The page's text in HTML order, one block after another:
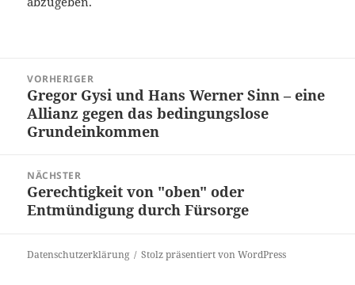
VORHERIGER
Vorheriger
Beitrag:
Gregor Gysi und Hans Werner Sinn – eine
Allianz gegen das bedingungslose
Grundeinkommen
NÄCHSTER
Nächster
Beitrag:
Gerechtigkeit von "oben" oder
Entmündigung durch Fürsorge
Datenschutzerklärung Stolz präsentiert von WordPress